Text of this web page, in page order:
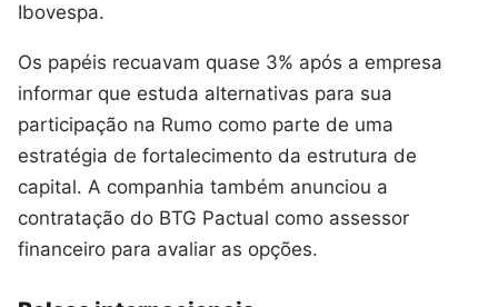
Ibovespa.
Os papéis recuavam quase 3% após a empresa
informar que estuda alternativas para sua
participação na Rumo como parte de uma
estratégia de fortalecimento da estrutura de
capital. A companhia também anunciou a
contratação do BTG Pactual como assessor
financeiro para avaliar as opções.